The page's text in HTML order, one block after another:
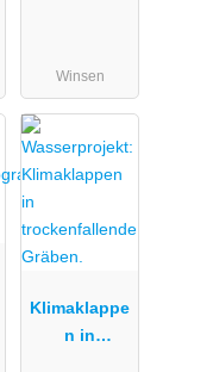
Winsen
Klimaklappe
n in